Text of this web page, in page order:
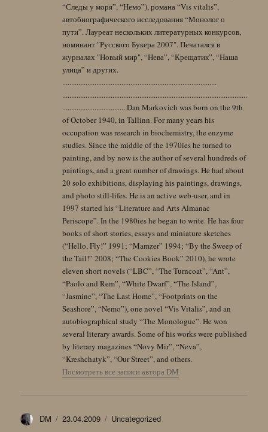
“Следы у моря”, “Немо”), романа “Vis vitalis”,
автобиографического исследования “Монолог о
пути”. Лауреат нескольких литературных конкурсов,
номинант "Русского Букера 2007". Печатался в
журналах "Новый мир", “Нева”, “Крещатик”, “Наша
улица” и других.
......................................................................................
.......................................................................................................
................................... Dan Markovich was born on the 9th
of October 1940, in Tallinn. For many years his
occupation was research in biochemistry, the enzyme
studies. Since the middle of the 1970ies he turned to
painting, and by now is the author of several hundreds of
paintings, and a great number of drawings. He had about
20 solo exhibitions, displaying his paintings, drawings,
and photo still-lifes. He is an active web-user, and in
1997 started his “Literature and Arts Almanac
Periscope”. In the 1980ies he began to write. He has four
books of short stories, essays and miniature sketches
(“Hello, Fly!” 1991; “Mamzer” 1994; “By the Sweep of
the Tail!” 2008; “The Cookies Book” 2010), he wrote
eleven short novels (“LBC”, “The Turncoat”, “Ant”,
“Paolo and Rem”, “White Dwarf”, “The Island”,
“Jasmine”, “The Last Home”, “Footprints on the
Seashore”, “Nemo”), one novel “Vis Vitalis”, and an
autobiographical study “The Monologue”. He won
several literary awards. Some of his works were published
by literary magazines “Novy Mir”, “Neva”,
“Kreshchatyk”, “Our Street”, and others.
Посмотреть все записи автора DM
Автор
DM Опубликовано
23.04.2009 Рубрики
Uncategorized